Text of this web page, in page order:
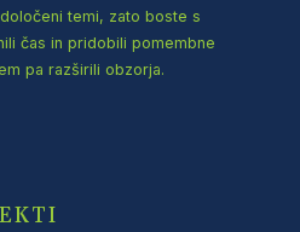
temi, zato boste s
čas in pridobili pomembne
pa razširili obzorja.